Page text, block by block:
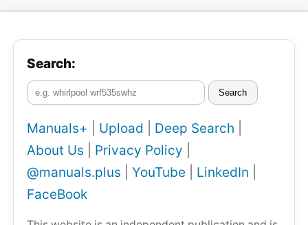
Search:
Search
Manuals+ Upload Deep Search
About Us
Privacy Policy
@manuals.plus
YouTube LinkedIn
FaceBook